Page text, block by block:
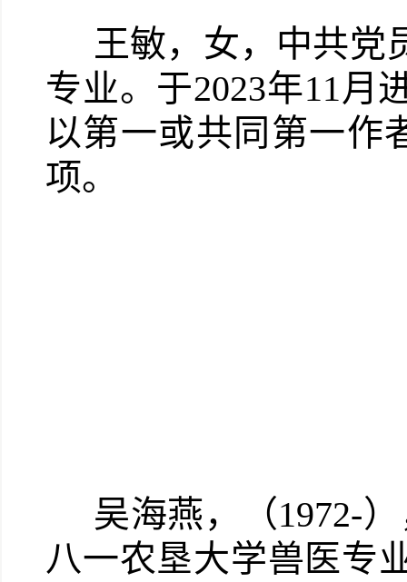
王敏，女，中共党
专业。于2023年11月
以第一或共同第一作
项。
吴海燕，（1972-
八一农垦大学兽医专